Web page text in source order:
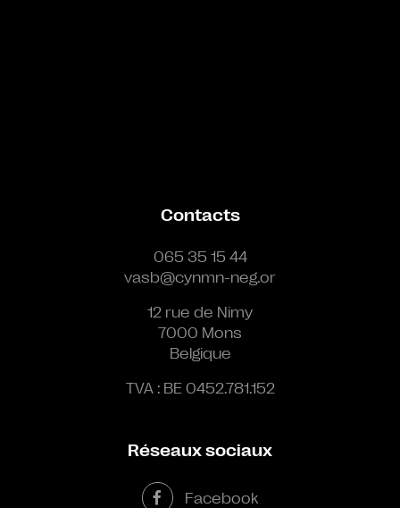
Contacts
065 35 15 44
vasb@cynmn-neg.or
12 rue de Nimy
7000 Mons
Belgique
TVA : BE 0452.781.152
Réseaux sociaux
Facebook